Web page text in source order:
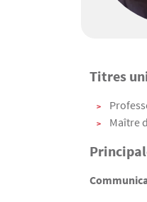
Texte
Titres
Maître